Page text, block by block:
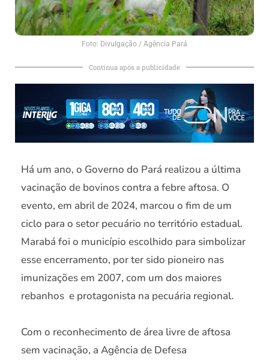
Foto: Divulgação / Agência Pará
Continua após a publicidade
Há um ano, o Governo do Pará realizou a última
vacinação de bovinos contra a febre aftosa. O
evento, em abril de 2024, marcou o fim de um
ciclo para o setor pecuário no território estadual.
Marabá foi o município escolhido para simbolizar
esse encerramento, por ter sido pioneiro nas
imunizações em 2007, com um dos maiores
rebanhos e protagonista na pecuária regional.
Com o reconhecimento de área livre de aftosa
sem vacinação, a Agência de Defesa